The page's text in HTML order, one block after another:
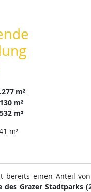
m²
m²
m²
m²
einen Anteil
Grazer Stadtparks